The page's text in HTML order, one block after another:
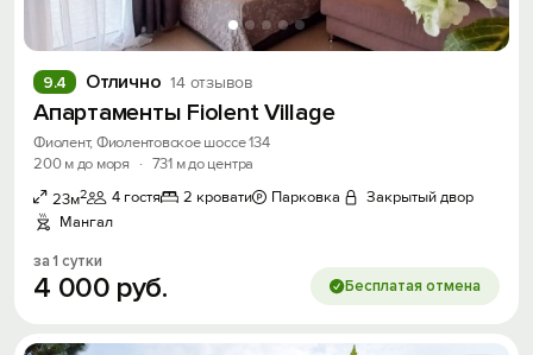
Отлично 14 отзывов
9.4
Апартаменты Fiolent Village
Фиолент, Фиолентовское шоссе 134
200 м до моря
· 731 м до центра
23м2 4 гостя 2 кровати Парковка
Закрытый двор
Мангал
за 1 сутки
4 000 руб. Бесплатая отмена